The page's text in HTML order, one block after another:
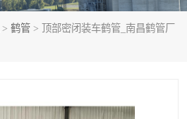
> 鹤管 > 顶部密闭装车鹤管_南昌鹤管厂